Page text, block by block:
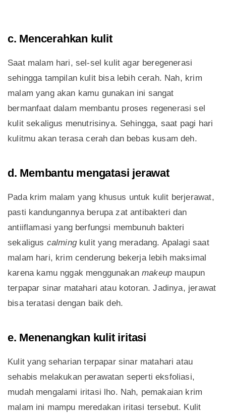
c. Mencerahkan kulit
Saat malam hari, sel-sel kulit agar beregenerasi
sehingga tampilan kulit bisa lebih cerah. Nah, krim
malam yang akan kamu gunakan ini sangat
bermanfaat dalam membantu proses regenerasi sel
kulit sekaligus menutrisinya. Sehingga, saat pagi hari
kulitmu akan terasa cerah dan bebas kusam deh.
d. Membantu mengatasi jerawat
Pada krim malam yang khusus untuk kulit berjerawat,
pasti kandungannya berupa zat antibakteri dan
antiiflamasi yang berfungsi membunuh bakteri
sekaligus calming kulit yang meradang. Apalagi saat
malam hari, krim cenderung bekerja lebih maksimal
karena kamu nggak menggunakanmakeup maupun
terpapar sinar matahari atau kotoran. Jadinya, jerawat
bisa teratasi dengan baik deh.
e. Menenangkan kulit iritasi
Kulit yang seharian terpapar sinar matahari atau
sehabis melakukan perawatan seperti eksfoliasi,
mudah mengalami iritasi lho. Nah, pemakaian krim
malam ini mampu meredakan iritasi tersebut. Kulit